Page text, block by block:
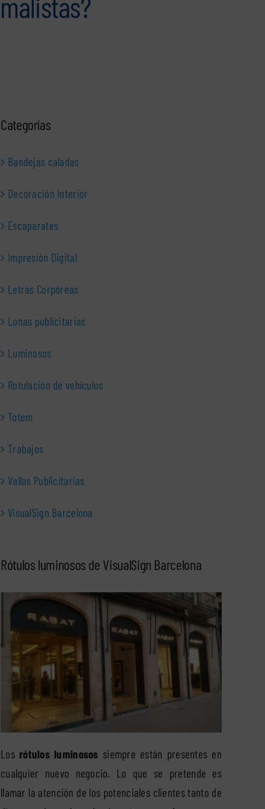
Categorías
Bandejas caladas
Decoración Interior
Escaparates
Impresión Digital
Letras Corpóreas
Lonas publicitarias
Luminosos
Rotulación de vehículos
Totem
Trabajos
Vallas Publicitarias
VisualSign Barcelona
Rótulos luminosos de VisualSign Barcelona
Los rótulos luminosos siempre están presentes en
cualquier nuevo negocio. Lo que se pretende es
llamar la atención de los potenciales clientes tanto de